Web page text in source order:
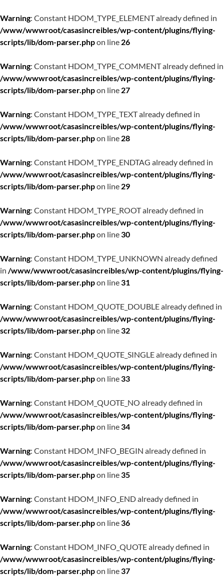
Warning: Constant HDOM_TYPE_ELEMENT already defined in
/www/wwwroot/casasincreibles/wp-content/plugins/flying-
scripts/lib/dom-parser.phpon line 26
Warning: Constant HDOM_TYPE_COMMENT already defined in
/www/wwwroot/casasincreibles/wp-content/plugins/flying-
scripts/lib/dom-parser.phpon line 27
Warning: Constant HDOM_TYPE_TEXT already defined in
/www/wwwroot/casasincreibles/wp-content/plugins/flying-
scripts/lib/dom-parser.phpon line 28
Warning: Constant HDOM_TYPE_ENDTAG already defined in
/www/wwwroot/casasincreibles/wp-content/plugins/flying-
scripts/lib/dom-parser.phpon line 29
Warning: Constant HDOM_TYPE_ROOT already defined in
/www/wwwroot/casasincreibles/wp-content/plugins/flying-
scripts/lib/dom-parser.phpon line30
Warning: Constant HDOM_TYPE_UNKNOWN already defined
in /www/wwwroot/casasincreibles/wp-content/plugins/flying-
scripts/lib/dom-parser.phpon line31
Warning: Constant HDOM_QUOTE_DOUBLE already defined in
/www/wwwroot/casasincreibles/wp-content/plugins/flying-
scripts/lib/dom-parser.phpon line32
Warning: Constant HDOM_QUOTE_SINGLE already defined in
/www/wwwroot/casasincreibles/wp-content/plugins/flying-
scripts/lib/dom-parser.phpon line33
Warning: Constant HDOM_QUOTE_NO already defined in
/www/wwwroot/casasincreibles/wp-content/plugins/flying-
scripts/lib/dom-parser.phpon line34
Warning: Constant HDOM_INFO_BEGIN already defined in
/www/wwwroot/casasincreibles/wp-content/plugins/flying-
scripts/lib/dom-parser.phpon line35
Warning: Constant HDOM_INFO_END already defined in
/www/wwwroot/casasincreibles/wp-content/plugins/flying-
scripts/lib/dom-parser.phpon line36
Warning: Constant HDOM_INFO_QUOTE already defined in
/www/wwwroot/casasincreibles/wp-content/plugins/flying-
scripts/lib/dom-parser.phpon line37